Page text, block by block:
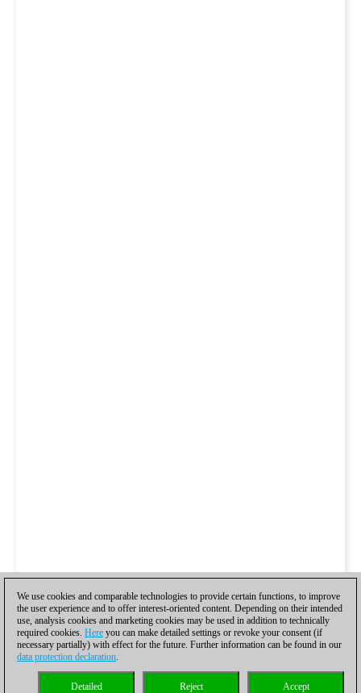
We use cookies and comparable technologies to provide certain functions, to improve
the user experience and to offer interest-oriented content. Depending on their intended
use, analysis cookies and marketing cookies may be used in addition to technically
required cookies. Here you can make detailed settings or revoke your consent (if
necessary partially) with effect for the future. Further information can be found in our
data protection declaration.
Accept
Reject
Detailed